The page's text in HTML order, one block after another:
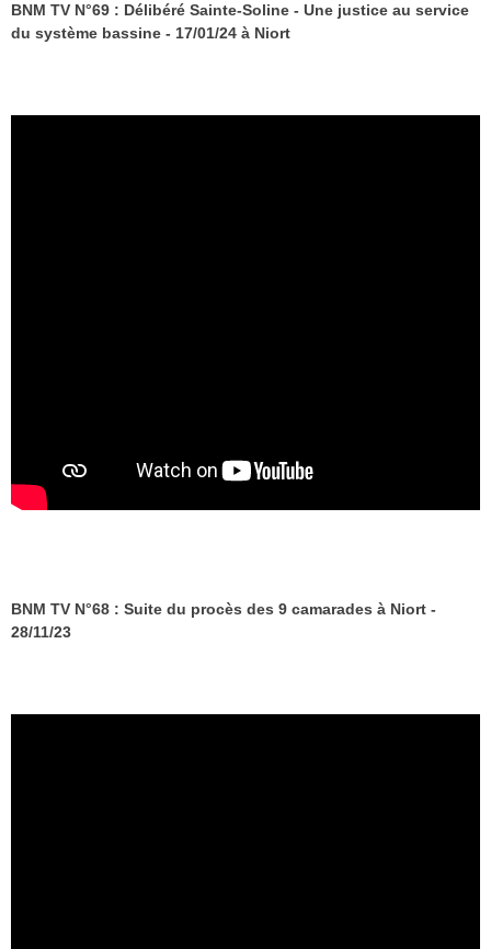
BNM TV N°69 : Délibéré Sainte-Soline - Une justice au service
du système bassine - 17/01/24 à Niort
BNM TV N°68 : Suite du procès des 9 camarades à Niort -
28/11/23